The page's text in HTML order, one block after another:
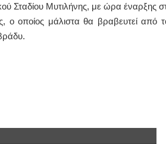
Σταδίου Μυτιλήνης, με ώρα έναρξης
ο οποίος μάλιστα θα βραβευτεί από